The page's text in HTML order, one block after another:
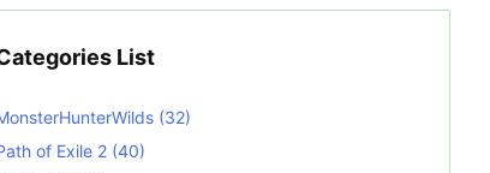
List
(32)
of Exile 2 (40)